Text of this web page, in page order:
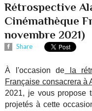
Rétrospective
Cinémathèque
novembre 2021)
Share
À l'occasion de la
Française consacrera
2021, je vous propose
projetés à cette